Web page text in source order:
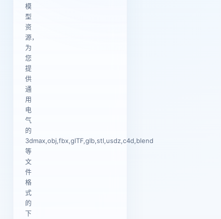
模
型
资
源，
为
您
提
供
通
用
电
气
的
3dmax,obj,fbx,glTF,glb,stl,usdz,c4d,blend
等
文
件
格
式
的
下